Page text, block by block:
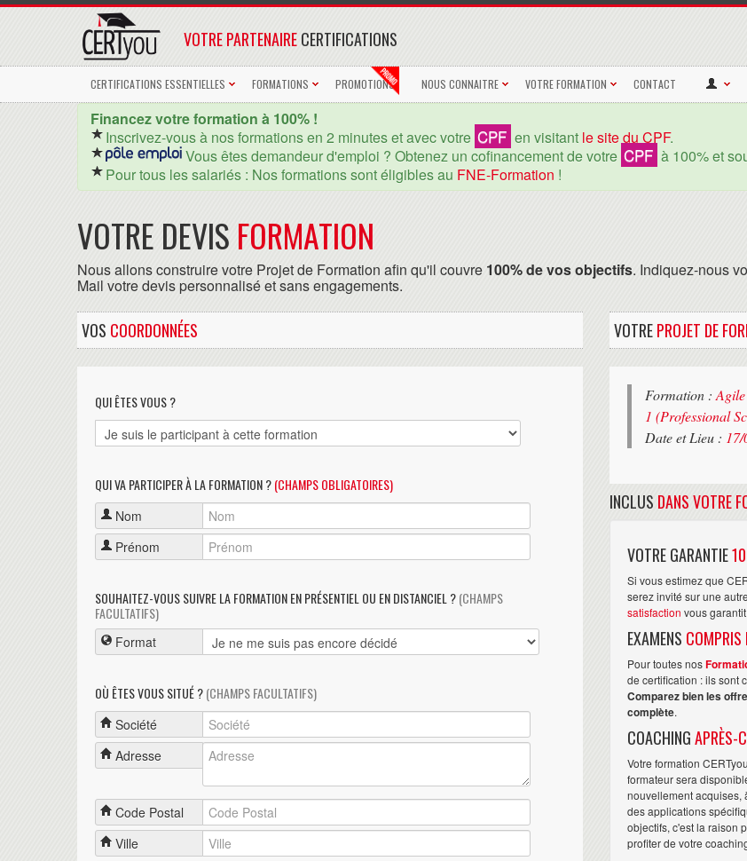
VOTRE PARTENAIRECERTIFICATIONS
CERTIFICATIONS ESSENTIELLES FORMATIONS PROMOTIONS NOUS CONNAITRE VOTRE FORMATION CONTACT
Financez votre formation à 100% !
Inscrivez-vous à nos formations en 2 minutes et avec votre CPF en visitant le site du CPF.
Vous êtes demandeur d'emploi ? Obtenez un cofinancement de votre CPF à 100% et
Pour tous les salariés : Nos formations sont éligibles au FNE-Formation !
VOTRE DEVIS FORMATION
Nous allons construire votre Projet de Formation afin qu'il couvre 100% de vos objectifs. Indiquez-nous
Mail votre devis personnalisé et sans engagements.
VOS COORDONNÉES
QUI ÊTES VOUS ?
QUI VA PARTICIPER À LA FORMATION ?(CHAMPS OBLIGATOIRES)
Nom
Prénom
SOUHAITEZ-VOUS SUIVRE LA FORMATION EN PRÉSENTIEL OU EN DISTANCIEL ?(CHAMPS
FACULTATIFS)
Format
OÙ ÊTES VOUS SITUÉ ?(CHAMPS FACULTATIFS)
Société
Adresse
Code Postal
Ville
VOTREPROJET DE
Formation :
1 (Professional
Date et Lieu :
INCLUS DANS VOTRE
VOTRE GARANTIE
Si vous estimez que
serez invité sur une
satisfaction vous
EXAMENS COMPRIS
Pour toutes nos
de certification : ils sont
Comparez bien les
complète.
COACHINGAPRÈS-
Votre formation
formateur sera
nouvellement acquises,
des applications
objectifs, c'est la raison
profiter de votre